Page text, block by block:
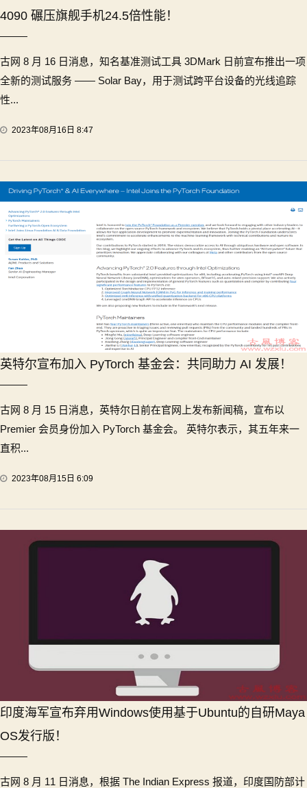
4090 碾压旗舰手机24.5倍性能！
古网 8 月 16 日消息，知名基准测试工具 3DMark 日前宣布推出一项
全新的测试服务 —— Solar Bay，用于测试跨平台设备的光线追踪
性...
2023年08月16日 8:47
英特尔宣布加入 PyTorch 基金会：共同助力 AI 发展！
古网 8 月 15 日消息，英特尔日前在官网上发布新闻稿，宣布以
Premier 会员身份加入 PyTorch 基金会。 英特尔表示，其五年来一
直积...
2023年08月15日 6:09
印度海军宣布弃用Windows使用基于Ubuntu的自研Maya
OS发行版！
古网 8 月 11 日消息，根据 The Indian Express 报道，印度国防部计